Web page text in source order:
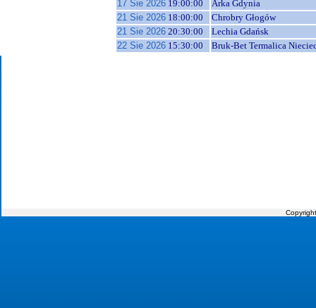
17 Sie 2026 19:00:00
Arka Gdynia
21 Sie 2026 18:00:00
Chrobry Głogów
21 Sie 2026 20:30:00
Lechia Gdańsk
22 Sie 2026 15:30:00 Bruk-Bet Termalica